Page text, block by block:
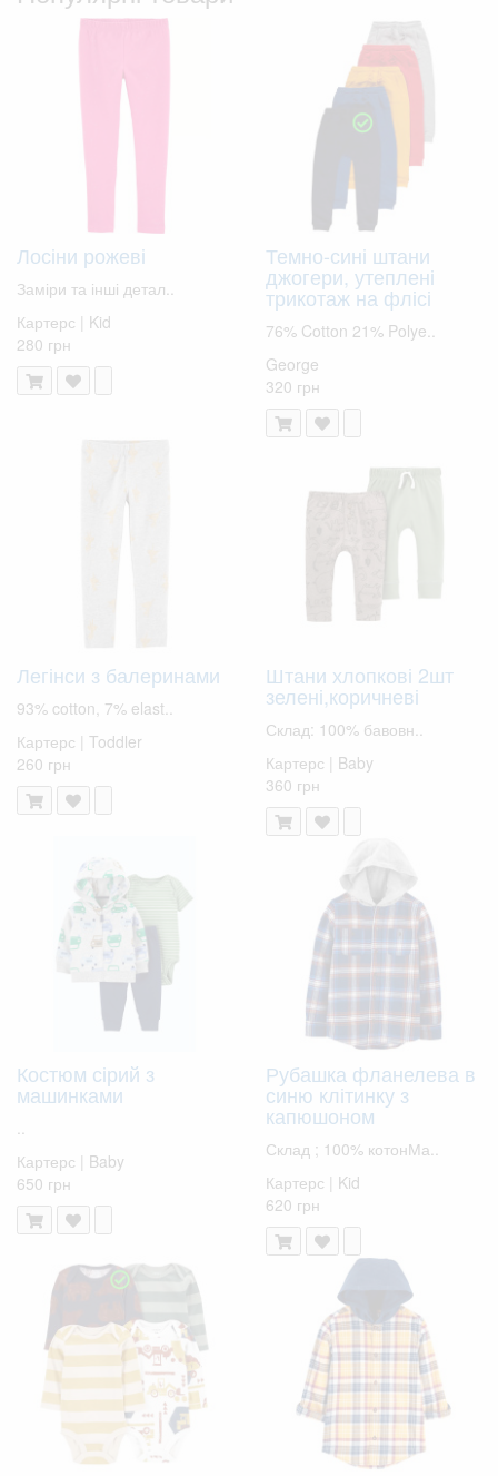
Лосіни рожеві
Заміри та інші детал..
Картерс | Kid
280 грн
Темно-сині штани
джогери, утеплені
трикотаж на флісі
76% Cotton 21% Polye..
George
320 грн
Легінси з балеринами
93% cotton, 7% elast..
Картерс | Toddler
260 грн
Штани хлопкові 2шт
зелені,коричневі
Склад: 100% бавовн..
Картерс | Baby
360 грн
Костюм сірий з
машинками
Картерс | Baby
650 грн
Рубашка фланелева в
синю клітинку з
капюшоном
Склад ; 100% котонМа..
Картерс | Kid
620 грн